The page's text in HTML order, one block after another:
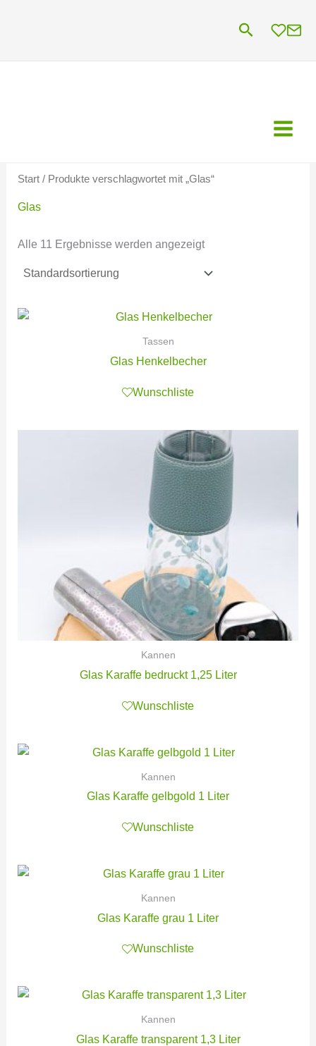
Suchen
Start/ Produkte verschlagwortet mit „Glas“
Glas
Alle 11 Ergebnisse werden angezeigt
Tassen
Glas Henkelbecher
Wunschliste
Kannen
Glas Karaffe bedruckt 1,25 Liter
Wunschliste
Kannen
Glas Karaffe gelbgold 1 Liter
Wunschliste
Kannen
Glas Karaffe grau 1 Liter
Wunschliste
Kannen
Glas Karaffe transparent 1,3 Liter